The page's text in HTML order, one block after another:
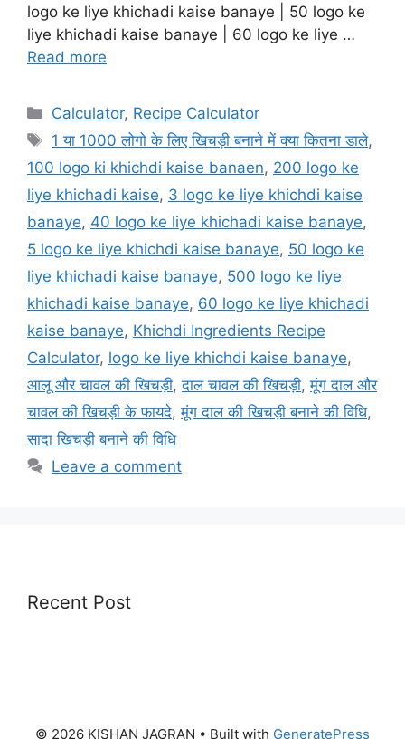
logo ke liye khichadi kaise banaye | 50 logo ke
liye khichadi kaise banaye | 60 logo ke liye …
Read more
Categories
Calculator, Recipe Calculator
Tags
1 या 1000 लोगो के लिए खिचड़ी बनाने में क्या कितना डाले,
100 logo ki khichdi kaise banaen, 200 logo ke
liye khichadi kaise, 3 logo ke liye khichdi kaise
banaye, 40 logo ke liye khichadi kaise banaye,
5 logo ke liye khichdi kaise banaye, 50 logo ke
liye khichadi kaise banaye, 500 logo ke liye
khichadi kaise banaye, 60 logo ke liye khichadi
kaise banaye, Khichdi Ingredients Recipe
Calculator, logo ke liye khichdi kaise banaye,
आलू और चावल की खिचड़ी,दाल चावल की खिचड़ी,मूंग दाल और
चावल की खिचड़ी के फायदे,मूंग दाल की खिचड़ी बनाने की विधि,
सादा खिचड़ी बनाने की विधि
Leave a comment
Recent Post
© 2026 KISHAN JAGRAN • Built with GeneratePress